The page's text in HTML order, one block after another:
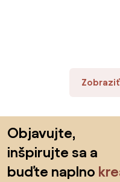
Objavujte,
inšpirujte sa a
buďte naplno